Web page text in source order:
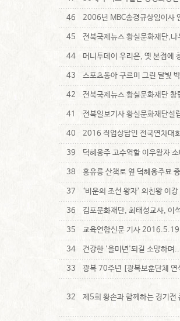
46 2006년 MBC송경규상임이사
45 전북국제뉴스 황실문화재단,
44 머니투데이 우리은, 옛 본점에
43 스포츠동아 구르미 그린 달빛
42 전북국제뉴스 황실문화재단
41 전북일보기사 황실문화재단설
40 2016 직업상담인 전국연차
39 덕혜옹주 고수역할 이우왕자
38 홍유릉 산책로 옆 덕혜옹주묘
37 ‘비운의 조선 왕자’ 의친왕 이
36 김포문화재단, 최태성교사,
35 교육연합신문 기사
34 건강한 '을미년'되길 소망하며
33 광복 70주년 [광복보훈단체
32 제5회 황손과 함께하는 경기전